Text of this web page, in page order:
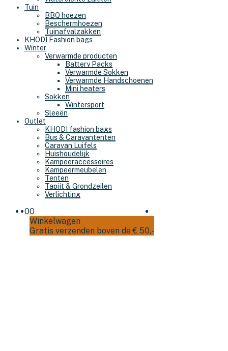
Tuin
BBQ hoezen
Beschermhoezen
Tuinafvalzakken
KHODI Fashion bags
Winter
Verwarmde producten
Battery Packs
Verwarmde Sokken
Verwarmde Handschoenen
Mini heaters
Sokken
Wintersport
Sleeën
Outlet
KHODI fashion bags
Bus & Caravantenten
Caravan Luifels
Huishoudelijk
Kampeeraccessoires
Kampeermeubelen
Tenten
Tapijt & Grondzeilen
Verlichting
00
Winkelwagen
Gratis verzenden boven de € 50,-